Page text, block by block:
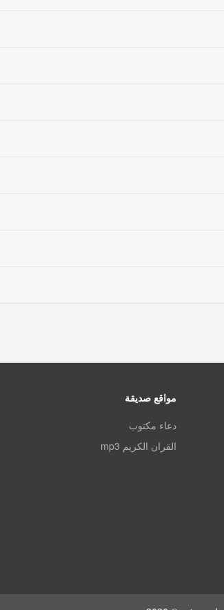
مواقع صديقة
دعاء مكتوب
القران الكريم mp3